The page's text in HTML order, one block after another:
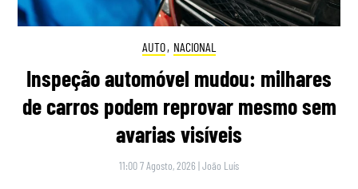
AUTO, NACIONAL
Inspeção automóvel mudou: milhares
de carros podem reprovar mesmo sem
avarias visíveis
11:00 7 Agosto, 2026 |João Luís